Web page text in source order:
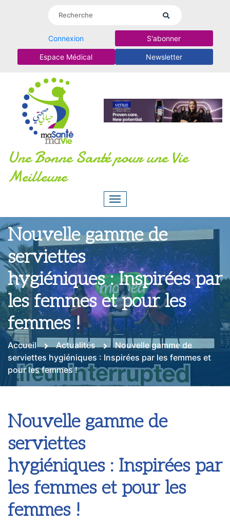
Connexion S'abonner
Espace Médical Newsletter
Une Bonne Santé pour une Vie
Meilleure
Nouvelle gamme de
serviettes
hygiéniques : Inspirées par
les femmes et pour les
femmes !
Accueil Actualités
Nouvelle gamme de
serviettes hygiéniques : Inspirées par les femmes et
pour les femmes !
Nouvelle gamme de
serviettes
hygiéniques : Inspirées par
les femmes et pour les
femmes !